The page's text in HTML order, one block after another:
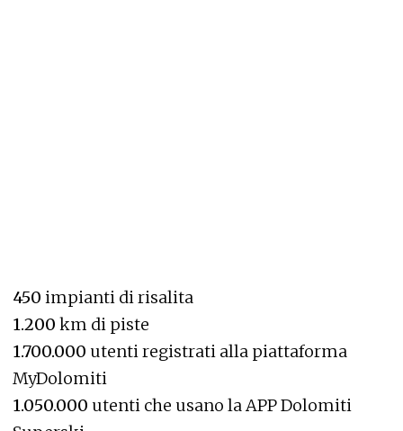
450 impianti di risalita
1.200 km di piste
1.700.000 utenti registrati alla piattaforma
MyDolomiti
1.050.000 utenti che usano la APP Dolomiti